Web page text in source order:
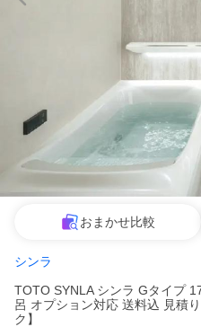
おまかせ比較
シンラ
TOTO SYNLA シンラ Gタイプ
呂 オプション対応 送料込 見積
ク】